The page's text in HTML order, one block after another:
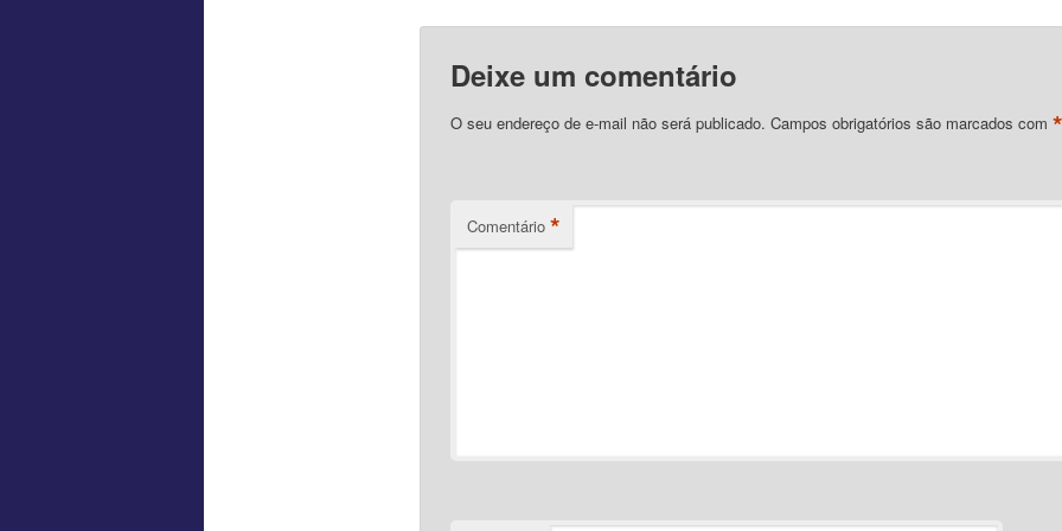
Deixe um comentário
O seu endereço de e-mail não será publicado. Campos obrigatórios são marcados com *
Comentário *